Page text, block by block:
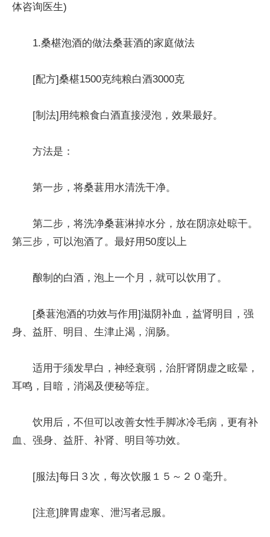
体咨询医生)
1.桑椹泡酒的做法桑葚酒的家庭做法
[配方]桑椹1500克纯粮白酒3000克
[制法]用纯粮食白酒直接浸泡，效果最好。
方法是：
第一步，将桑葚用水清洗干净。
第二步，将洗净桑葚淋掉水分，放在阴凉处晾干。
第三步，可以泡酒了。最好用50度以上
酿制的白酒，泡上一个月，就可以饮用了。
[桑葚泡酒的功效与作用]滋阴补血，益肾明目，强
身、益肝、明目、生津止渴，润肠。
适用于须发早白，神经衰弱，治肝肾阴虚之眩晕，
耳鸣，目暗，消渴及便秘等症。
饮用后，不但可以改善女性手脚冰冷毛病，更有补
血、强身、益肝、补肾、明目等功效。
[服法]每日３次，每次饮服１５～２０毫升。
[注意]脾胃虚寒、泄泻者忌服。